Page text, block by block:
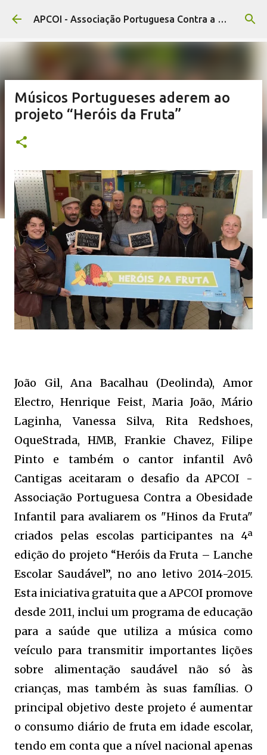
Avançar para o conteúdo principal APCOI - Associação Portuguesa Contra a Obesidade Infantil
Músicos Portugueses aderem ao
projeto “Heróis da Fruta”
João Gil, Ana Bacalhau (Deolinda), Amor
Electro, Henrique Feist, Maria João, Mário
Laginha, Vanessa Silva, Rita Redshoes,
OqueStrada, HMB, Frankie Chavez, Filipe
Pinto e também o cantor infantil Avô
Cantigas aceitaram o desafio da APCOI -
Associação Portuguesa Contra a Obesidade
Infantil para avaliarem os "Hinos da Fruta"
criados pelas escolas participantes na 4ª
edição do projeto “Heróis da Fruta – Lanche
Escolar Saudável”, no ano letivo 2014-2015.
Esta iniciativa gratuita que a APCOI promove
desde 2011, inclui um programa de educação
para a saúde que utiliza a música como
veículo para transmitir importantes lições
sobre alimentação saudável não só às
crianças, mas também às suas famílias. O
principal objetivo deste projeto é aumentar
o consumo diário de fruta em idade escolar,
tendo em conta que a nível nacional apenas